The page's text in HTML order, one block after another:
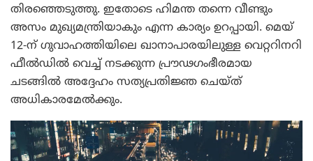
തിരഞ്ഞെടുത്തു. ഇതോടെ ഹിമന്ത തന്നെ വീണ്ടും
അസം മുഖ്യമന്ത്രിയാകും എന്ന കാര്യം ഉറപ്പായി. മെയ്
12-ന് ഗുവാഹത്തിയിലെ ഖാനാപാരയിലുള്ള വെറ്ററിനറി
ഫീൽഡിൽ വെച്ച് നടക്കുന്ന പ്രൗഢഗംഭീരമായ
ചടങ്ങിൽ അദ്ദേഹം സത്യപ്രതിജ്ഞ ചെയ്ത്
അധികാരമേൽക്കും.